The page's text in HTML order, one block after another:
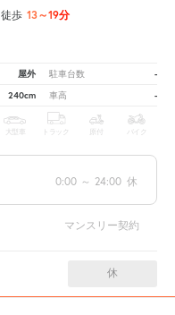
徒歩 13～19分
屋外 駐車台数 -
240cm 車高 -
大型車 トラック 原付 バイク
0:00 ～ 24:00 休
マンスリー契約
休